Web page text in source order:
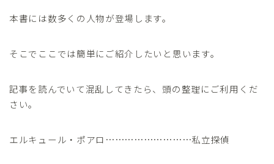
本書には数多くの人物が登場します。
そこでここでは簡単にご紹介したいと思います。
記事を読んでいて混乱してきたら、頭の整理にご利用くだ
さい。
エルキュール・ポアロ………………………私立探偵